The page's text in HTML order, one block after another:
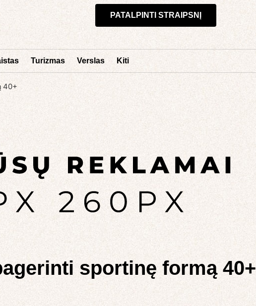
PATALPINTI STRAIPSNĮ
Turizmas Verslas Kiti
40+
sportinę formą 40+